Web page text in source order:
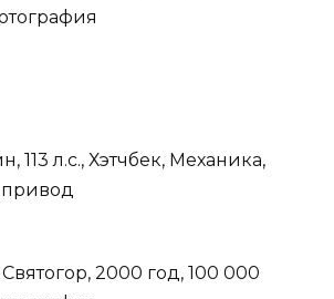
113 л.с., Хэтчбек, Механика,